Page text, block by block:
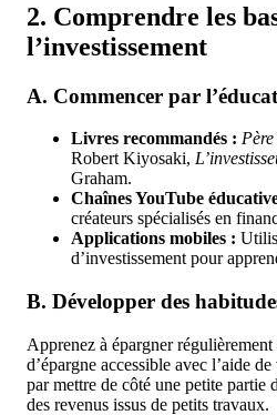
2. Comprendre les
l’investissement
A. Commencer par
Livres recommandés :
Robert Kiyosaki,
Graham.
Chaînes YouTube
créateurs spécialisés en
Applications mobiles :
d’investissement pour
B. Développer des
Apprenez à épargner
d’épargne accessible avec l’aide
par mettre de côté une petite partie
des revenus issus de petits travaux.